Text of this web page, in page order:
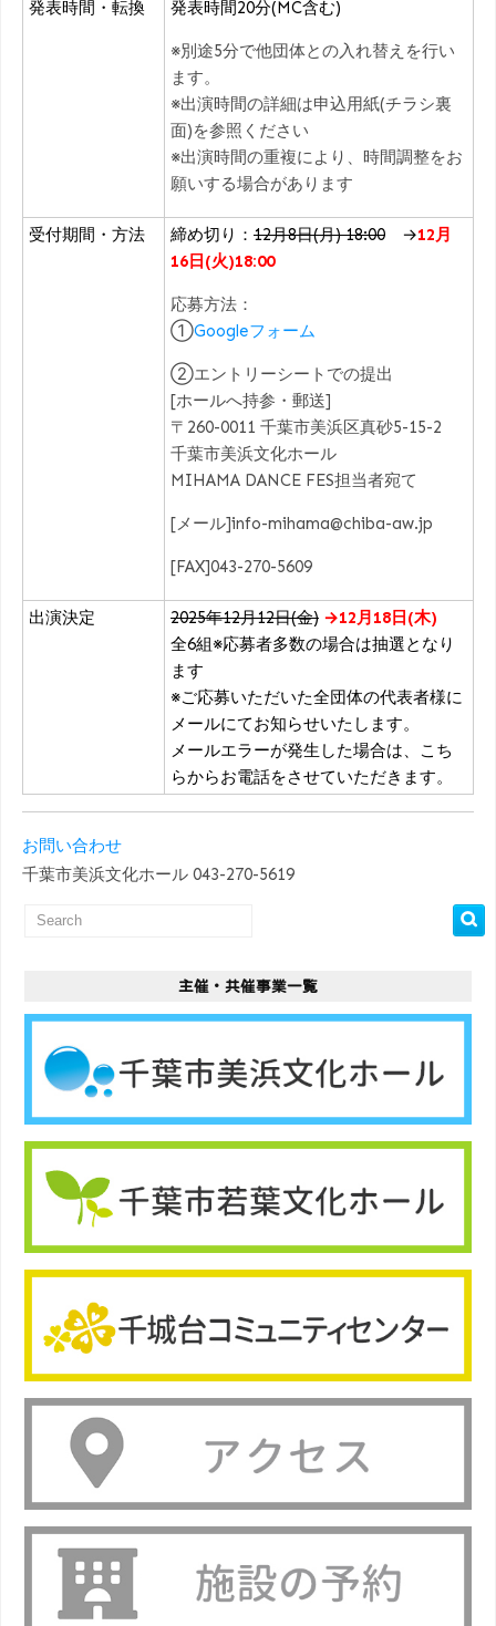
発表時間・転換 発表時間20分(MC含む)
※別途5分で他団体との入れ替えを行い
ます。
※出演時間の詳細は申込用紙(チラシ裏
面)を参照ください
※出演時間の重複により、時間調整をお
願いする場合があります
受付期間・方法 締め切り： 12月8日(月) 18:00 →12月
16日(火)18:00
応募方法：
①Googleフォーム
②エントリーシートでの提出
[ホールへ持参・郵送]
〒260-0011 千葉市美浜区真砂5-15-2
千葉市美浜文化ホール
MIHAMA DANCE FES担当者宛て
[メール]info-mihama@chiba-aw.jp
[FAX]043-270-5609
出演決定 2025年12月12日(金) →12月18日(木)
全6組※応募者多数の場合は抽選となり
ます
※ご応募いただいた全団体の代表者様に
メールにてお知らせいたします。
メールエラーが発生した場合は、こち
らからお電話をさせていただきます。
お問い合わせ
千葉市美浜文化ホール 043-270-5619
主催・共催事業一覧